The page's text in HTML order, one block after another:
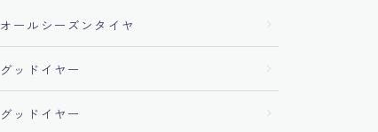
オールシーズンタイヤ
グッドイヤー
グッドイヤー